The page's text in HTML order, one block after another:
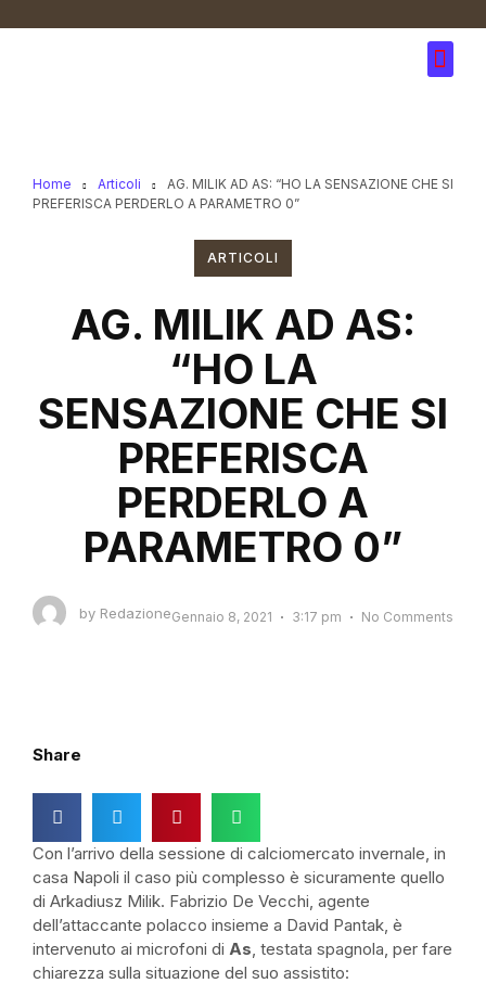
Home Articoli
AG. MILIK AD AS: “HO LA SENSAZIONE CHE SI
PREFERISCA PERDERLO A PARAMETRO 0”
ARTICOLI
AG. MILIK AD AS:
“HO LA
SENSAZIONE CHE SI
PREFERISCA
PERDERLO A
PARAMETRO 0”
by RedazioneGennaio 8, 2021 3:17 pm No Comments
Share
Con l’arrivo della sessione di calciomercato invernale, in
casa Napoli il caso più complesso è sicuramente quello
di Arkadiusz Milik. Fabrizio De Vecchi, agente
dell’attaccante polacco insieme a David Pantak, è
intervenuto ai microfoni di As, testata spagnola, per fare
chiarezza sulla situazione del suo assistito: